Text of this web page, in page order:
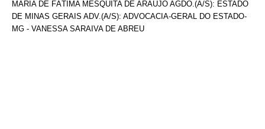
MARIA DE FÁTIMA MESQUITA DE ARAÚJO AGDO.(A/S): ESTADO
DE MINAS GERAIS ADV.(A/S): ADVOCACIA-GERAL DO ESTADO-
MG - VANESSA SARAIVA DE ABREU